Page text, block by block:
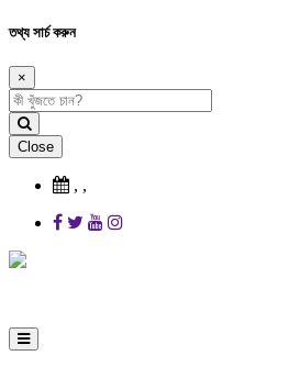
তথ্য সার্চ করুন
×
Close
, ,